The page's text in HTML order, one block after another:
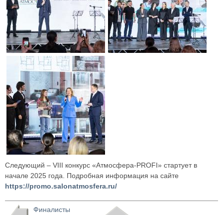
Следующий – VIII конкурс «Атмосфера-PROFI» стартует в
начале 2025 года. Подробная информация на сайте
https://promo.salonatmosfera.ru/
Финалисты